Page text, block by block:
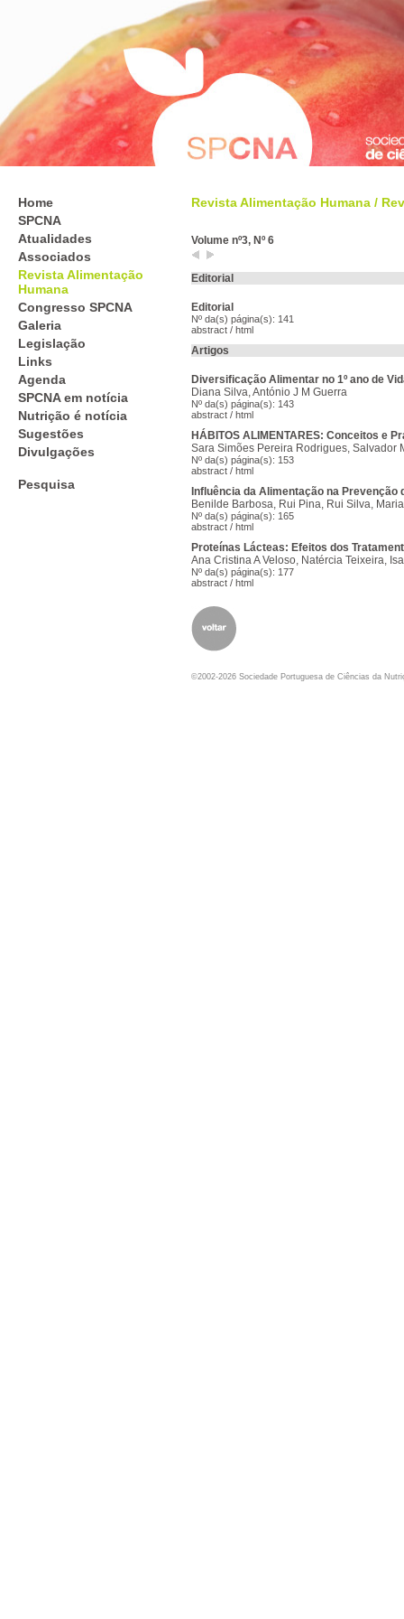
Home
SPCNA
Atualidades
Associados
Revista Alimentação
Humana
Congresso SPCNA
Galeria
Legislação
Links
Agenda
SPCNA em notícia
Nutrição é notícia
Sugestões
Divulgações
Pesquisa
Revista Alimentação Humana /
Volume nº3, Nº 6
Editorial
Editorial
Nº da(s) página(s): 141
abstract / html
Artigos
Diversificação Alimentar no 1º ano de
Diana Silva, António J M Guerra
Nº da(s) página(s): 143
abstract / html
HÁBITOS ALIMENTARES: Conceitos e
Sara Simões Pereira Rodrigues, Salvador
Nº da(s) página(s): 153
abstract / html
Influência da Alimentação na
Benilde Barbosa, Rui Pina, Rui Silva,
Nº da(s) página(s): 165
abstract / html
Proteínas Lácteas: Efeitos dos
Ana Cristina A Veloso, Natércia Teixeira,
Nº da(s) página(s): 177
abstract / html
©2002-2026 Sociedade Portuguesa de Ciências da